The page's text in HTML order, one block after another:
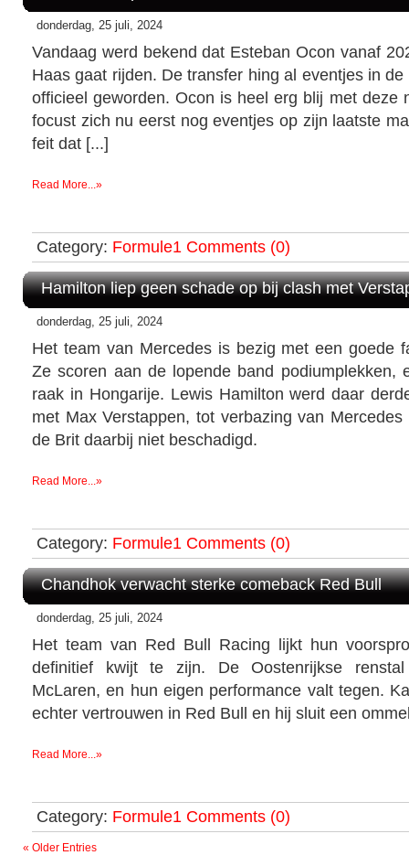
donderdag, 25 juli, 2024
Vandaag werd bekend dat Esteban Ocon vanaf
Haas gaat rijden. De transfer hing al eventjes in
officieel geworden. Ocon is heel erg blij met deze
focust zich nu eerst nog eventjes op zijn laatste
feit dat [...]
Read More...»
Category: Formule1 Comments (0)
Hamilton liep geen schade op bij clash met
donderdag, 25 juli, 2024
Het team van Mercedes is bezig met een goede
Ze scoren aan de lopende band podiumplekken,
raak in Hongarije. Lewis Hamilton werd daar
met Max Verstappen, tot verbazing van
de Brit daarbij niet beschadigd.
Read More...»
Category: Formule1 Comments (0)
Chandhok verwacht sterke comeback Red Bull
donderdag, 25 juli, 2024
Het team van Red Bull Racing lijkt hun
definitief kwijt te zijn. De Oostenrijkse
McLaren, en hun eigen performance valt tegen.
echter vertrouwen in Red Bull en hij sluit een
Read More...»
Category: Formule1 Comments (0)
« Older Entries